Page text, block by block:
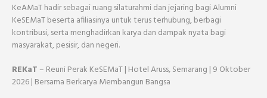
KeAMaT hadir sebagai ruang silaturahmi dan jejaring bagi Alumni
KeSEMaT beserta afiliasinya untuk terus terhubung, berbagi
kontribusi, serta menghadirkan karya dan dampak nyata bagi
masyarakat, pesisir, dan negeri.
REKaT – Reuni Perak KeSEMaT | Hotel Aruss, Semarang | 9 Oktober
2026 | Bersama Berkarya Membangun Bangsa